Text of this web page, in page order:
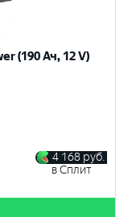
(190 Ач, 12 V)
4 168 руб.
в Сплит